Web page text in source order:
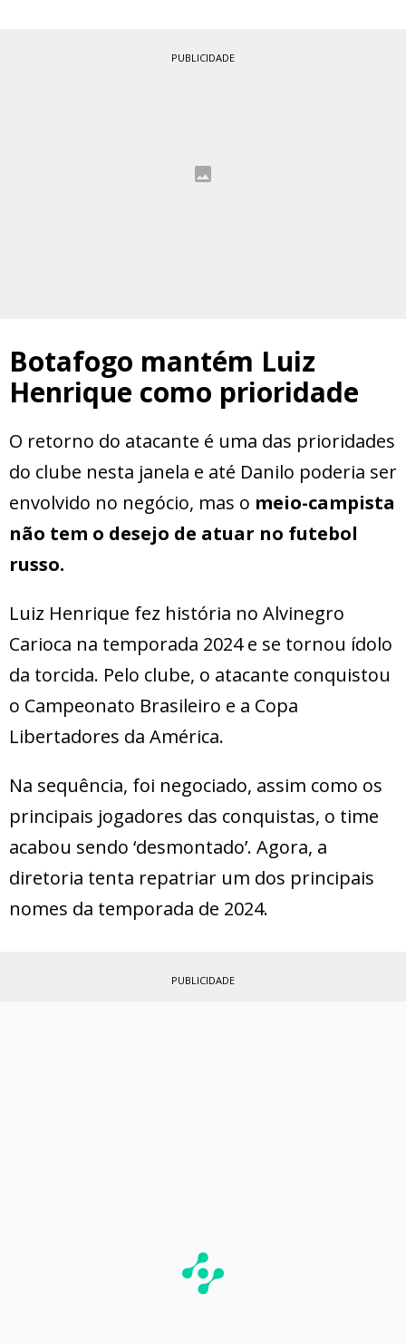
PUBLICIDADE
Botafogo mantém Luiz
Henrique como prioridade
O retorno do atacante é uma das prioridades
do clube nesta janela e até Danilo poderia ser
envolvido no negócio, mas o meio-campista
não tem o desejo de atuar no futebol
russo.
Luiz Henrique fez história no Alvinegro
Carioca na temporada 2024 e se tornou ídolo
da torcida. Pelo clube, o atacante conquistou
o Campeonato Brasileiro e a Copa
Libertadores da América.
Na sequência, foi negociado, assim como os
principais jogadores das conquistas, o time
acabou sendo ‘desmontado’. Agora, a
diretoria tenta repatriar um dos principais
nomes da temporada de 2024.
PUBLICIDADE